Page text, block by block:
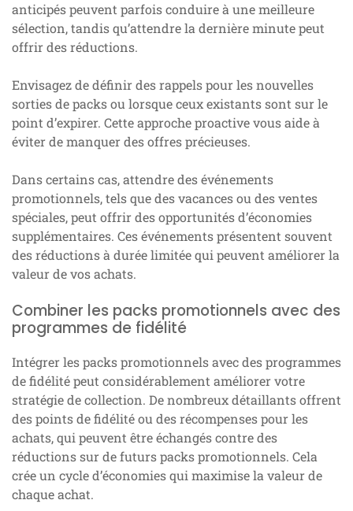
anticipés peuvent parfois conduire à une meilleure
sélection, tandis qu’attendre la dernière minute peut
offrir des réductions.
Envisagez de définir des rappels pour les nouvelles
sorties de packs ou lorsque ceux existants sont sur le
point d’expirer. Cette approche proactive vous aide à
éviter de manquer des offres précieuses.
Dans certains cas, attendre des événements
promotionnels, tels que des vacances ou des ventes
spéciales, peut offrir des opportunités d’économies
supplémentaires. Ces événements présentent souvent
des réductions à durée limitée qui peuvent améliorer la
valeur de vos achats.
Combiner les packs promotionnels avec des
programmes de fidélité
Intégrer les packs promotionnels avec des programmes
de fidélité peut considérablement améliorer votre
stratégie de collection. De nombreux détaillants offrent
des points de fidélité ou des récompenses pour les
achats, qui peuvent être échangés contre des
réductions sur de futurs packs promotionnels. Cela
crée un cycle d’économies qui maximise la valeur de
chaque achat.